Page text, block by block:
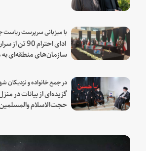
با میزبانی سرپرست
ادای احترام
سازمان‌های منطقه‌ای
گزیده‌ای از بیانات در
حجت‌الاسلام